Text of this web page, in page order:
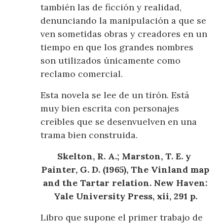
también las de ficción y realidad,
denunciando la manipulación a que se
ven sometidas obras y creadores en un
tiempo en que los grandes nombres
son utilizados únicamente como
reclamo comercial.
Esta novela se lee de un tirón. Está
muy bien escrita con personajes
creíbles que se desenvuelven en una
trama bien construida.
Skelton, R. A.; Marston, T. E. y
Painter, G. D. (1965), The Vinland map
and the Tartar relation. New Haven:
Yale University Press, xii, 291 p.
Libro que supone el primer trabajo de